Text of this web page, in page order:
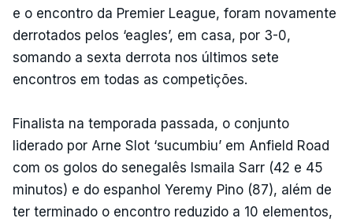
e o encontro da Premier League, foram novamente
derrotados pelos ‘eagles’, em casa, por 3-0,
somando a sexta derrota nos últimos sete
encontros em todas as competições.
Finalista na temporada passada, o conjunto
liderado por Arne Slot ‘sucumbiu’ em Anfield Road
com os golos do senegalês Ismaila Sarr (42 e 45
minutos) e do espanhol Yeremy Pino (87), além de
ter terminado o encontro reduzido a 10 elementos,